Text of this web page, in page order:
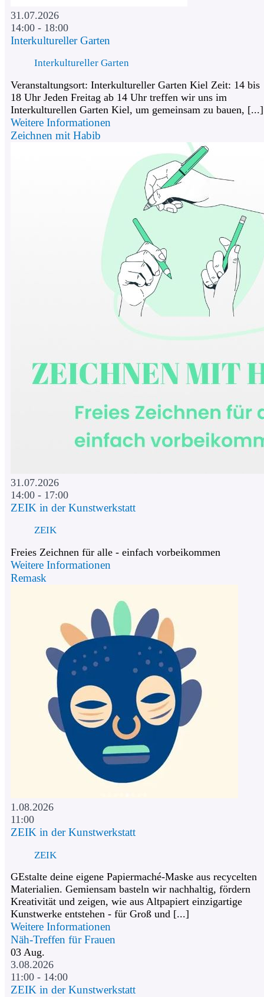
31.07.2026
14:00 - 18:00
Interkultureller Garten
Interkultureller Garten
Veranstaltungsort: Interkultureller Garten Kiel Zeit: 14 bis
18 Uhr Jeden Freitag ab 14 Uhr treffen wir uns im
Interkulturellen Garten Kiel, um gemeinsam zu bauen, [...]
Weitere Informationen
Zeichnen mit Habib
31.07.2026
14:00 - 17:00
ZEIK in der Kunstwerkstatt
ZEIK
Freies Zeichnen für alle - einfach vorbeikommen
Weitere Informationen
Remask
1.08.2026
11:00
ZEIK in der Kunstwerkstatt
ZEIK
GEstalte deine eigene Papiermaché-Maske aus recycelten
Materialien. Gemiensam basteln wir nachhaltig, fördern
Kreativität und zeigen, wie aus Altpapiert einzigartige
Kunstwerke entstehen - für Groß und [...]
Weitere Informationen
Näh-Treffen für Frauen
03 Aug.
3.08.2026
11:00 - 14:00
ZEIK in der Kunstwerkstatt